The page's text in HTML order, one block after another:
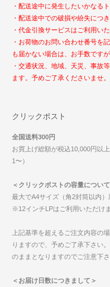
・配送途中に発生したいかなる
・配送途中での破損や紛失につ
・代金引換サービスはご利用いた
・お荷物のお問い合わせ番号を
も届かない場合は、お手数です
・交通状況、地域、天災、事故
ます。予めご了承くださいませ。
クリックポスト
全国送料300円
お買上げ総額が税込10,000円以
1〜）
＜クリックポストの容量について
最大でA4サイズ（角2封筒以内
※12インチLPはご利用いただけ
上記基準を超えるご注文内容の
りますので、予めご了承下さい
のままとなりますのでご注意下さ
＜お届け日数につきまして＞